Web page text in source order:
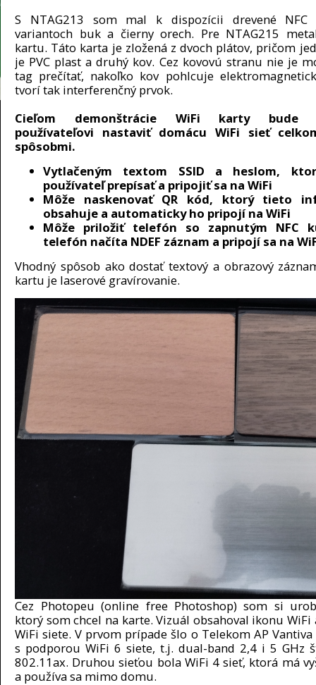
S NTAG213 som mal k dispozícii drevené NFC
variantoch buk a čierny orech. Pre NTAG215
kartu. Táto karta je zložená z dvoch plátov, pričom
je PVC plast a druhý kov. Cez kovovú stranu nie je
tag prečítať, nakoľko kov pohlcuje
tvorí tak interferenčný prvok.
Cieľom demonštrácie WiFi karty bude
používateľovi nastaviť domácu WiFi sieť
spôsobmi.
Vytlačeným textom SSID a heslom,
používateľ prepísať a pripojiť sa na WiFi
Môže naskenovať QR kód, ktorý tieto
obsahuje a automaticky ho pripojí na WiFi
Môže priložiť telefón so zapnutým NFC
telefón načíta NDEF záznam a pripojí sa na
Vhodný spôsob ako dostať textový a obrazový
kartu je laserové gravírovanie.
Cez Photopeu (online free Photoshop) som si
ktorý som chcel na karte. Vizuál obsahoval ikonu WiFi
WiFi siete. V prvom prípade šlo o Telekom AP Vantiva
s podporou WiFi 6 siete, t.j. dual-band 2,4 i 5 GHz
802.11ax. Druhou sieťou bola WiFi 4 sieť, ktorá má
a používa sa mimo domu.